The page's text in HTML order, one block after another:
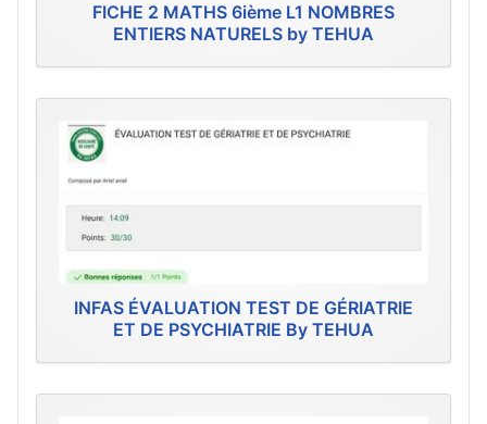
FICHE 2 MATHS 6ième L1 NOMBRES
ENTIERS NATURELS by TEHUA
INFAS ÉVALUATION TEST DE GÉRIATRIE
ET DE PSYCHIATRIE By TEHUA